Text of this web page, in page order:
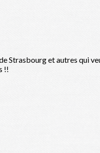
Strasbourg et autres qui
!!